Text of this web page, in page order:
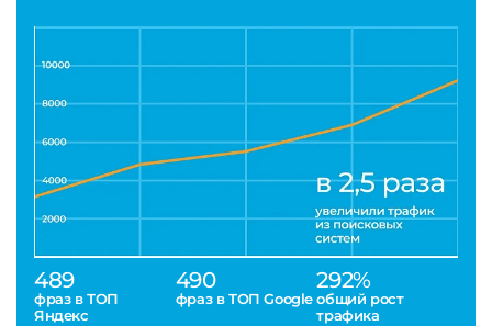
489
фраз в ТОП
Яндекс
490
фраз в ТОП Google
292%
общий рост
трафика